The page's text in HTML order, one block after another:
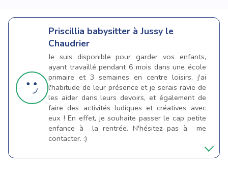
Priscillia babysitter à Jussy le
Chaudrier
Je suis disponible pour garder vos enfants,
ayant travaillé pendant 6 mois dans une école
primaire et 3 semaines en centre loisirs, j'ai
l'habitude de leur présence et je serais ravie de
les aider dans leurs devoirs, et également de
faire des activités ludiques et créatives avec
eux ! En effet, je souhaite passer le cap petite
enfance à la rentrée. N'hésitez pas à me
contacter. :)